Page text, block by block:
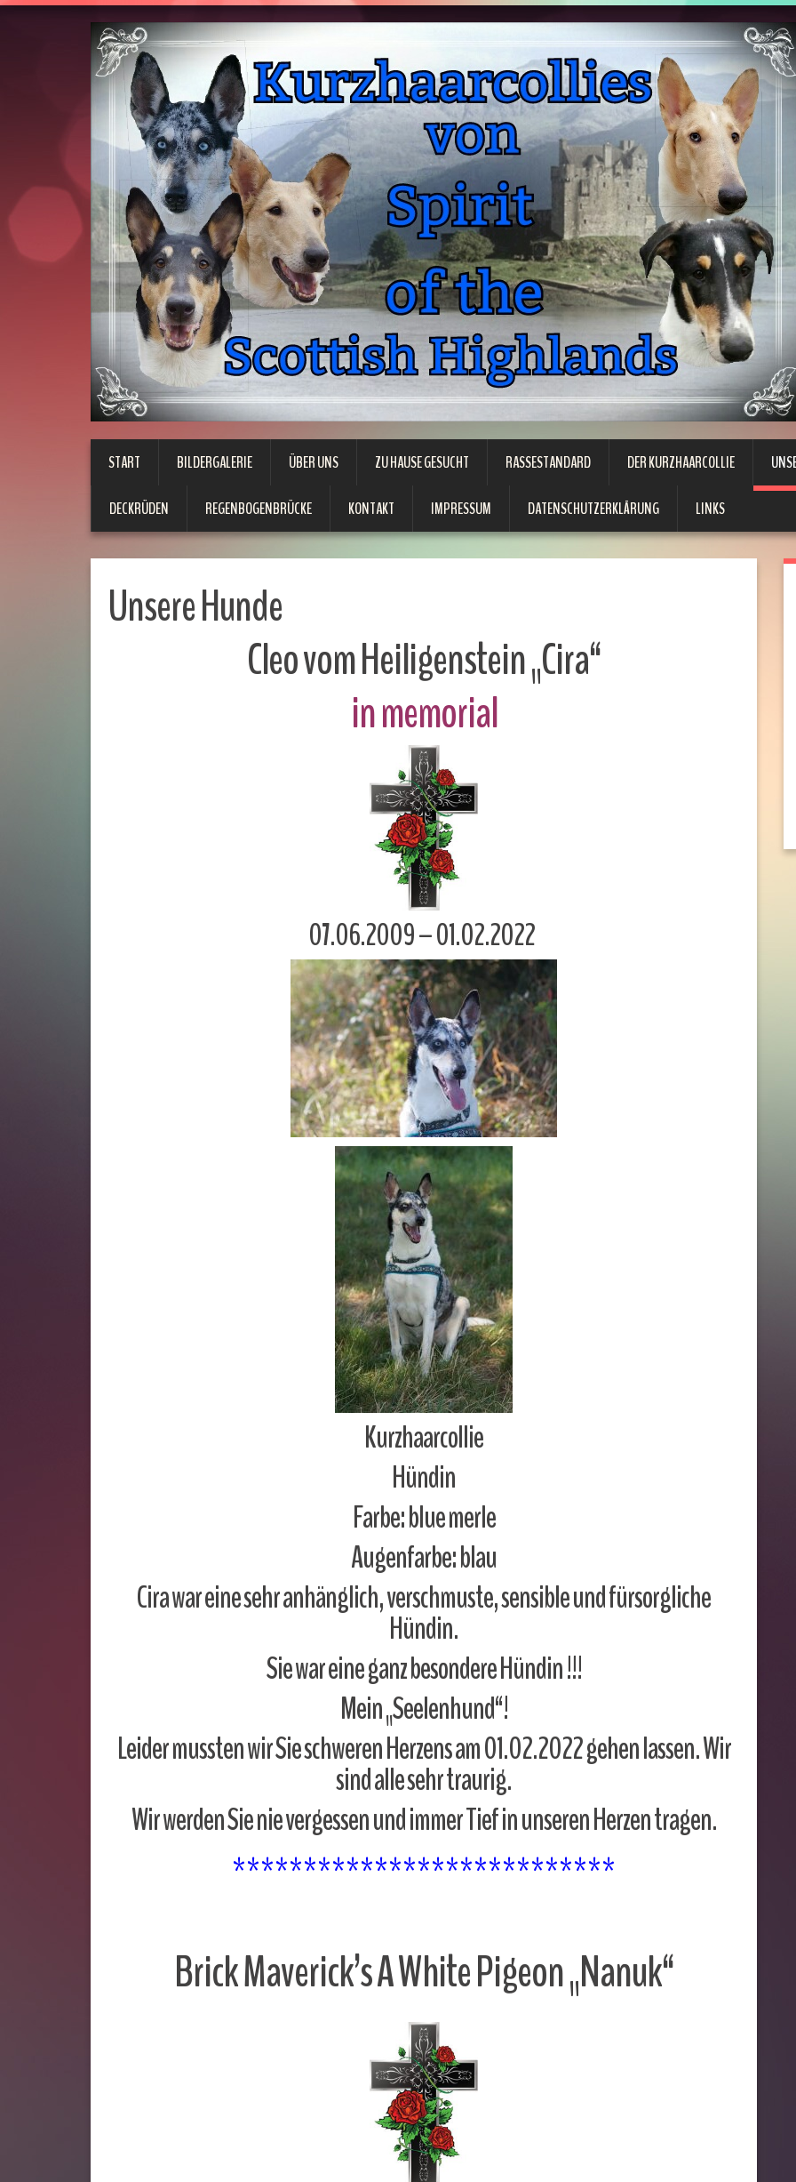
START BILDERGALERIE ÜBER UNS ZU HAUSE GESUCHT RASSESTANDARD DER KURZHAARCOLLIE
DECKRÜDEN REGENBOGENBRÜCKE KONTAKT IMPRESSUM DATENSCHUTZERKLÄRUNG LINKS
Unsere Hunde
Cleo vom Heiligenstein „Cira“
in memorial
07.06.2009 – 01.02.2022
Kurzhaarcollie
Hündin
Farbe: blue merle
Augenfarbe: blau
Cira war eine sehr anhänglich, verschmuste, sensible und fürsorgliche
Hündin.
Sie war eine ganz besondere Hündin !!!
Mein „Seelenhund“!
Leider mussten wir Sie schweren Herzens am 01.02.2022 gehen lassen. Wir
sind alle sehr traurig.
Wir werden Sie nie vergessen und immer Tief in unseren Herzen tragen.
***************************
Brick Maverick’s A White Pigeon „Nanuk“